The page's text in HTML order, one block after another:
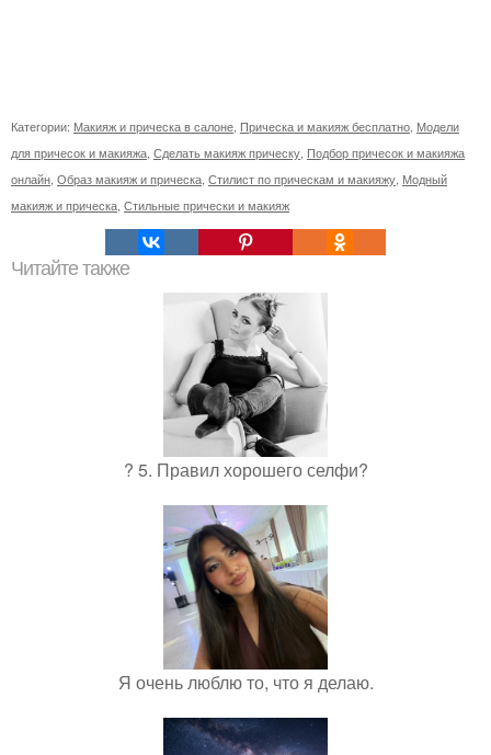
Категории: Макияж и прическа в салоне Прическа и макияж бесплатно Модели
для причесок и макияжа Сделать макияж прическу Подбор причесок и макияжа
онлайн Образ макияж и прическа Стилист по прическам и макияжу Модный
макияж и прическа Стильные прически и макияж
Читайте также
? 5. Правил хорошего селфи?
Я очень люблю то, что я делаю.